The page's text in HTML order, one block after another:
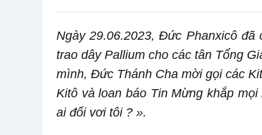
Ngày 29.06.2023, Đức Phanxicô
trao dây Pallium cho các tân Tổng
mình, Đức Thánh Cha mời gọi các
Kitô và loan báo Tin Mừng khắp
ai đối vơi tôi ? ».